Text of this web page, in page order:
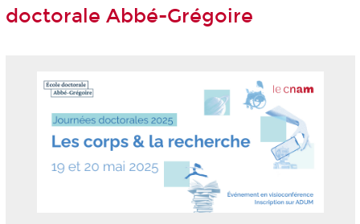
doctorale Abbé-Grégoire